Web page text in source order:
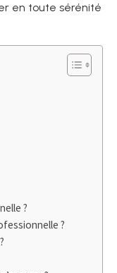
en toute sérénité
?
?